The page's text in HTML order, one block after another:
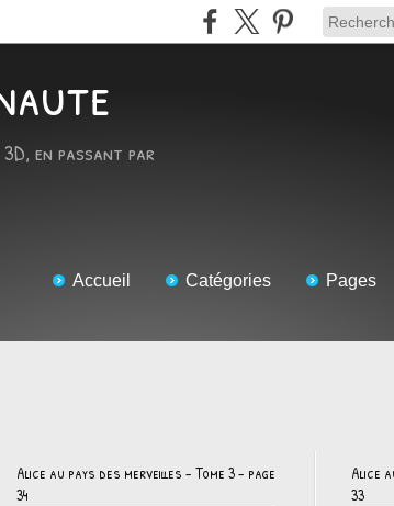
en passant par
Accueil Catégories Pages
Alice au pays des merveilles - Tome 3 - page
34
Alice
33